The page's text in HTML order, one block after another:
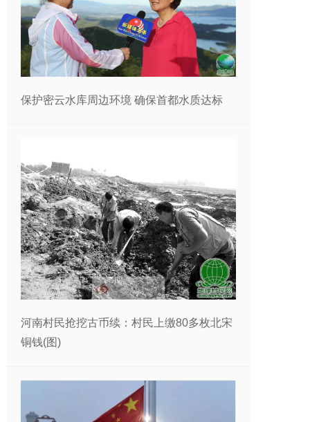
保护密云水库周边环境 确保首都水质达标
河南村民抢挖古币续：村民上缴80多枚北宋
铜钱(图)